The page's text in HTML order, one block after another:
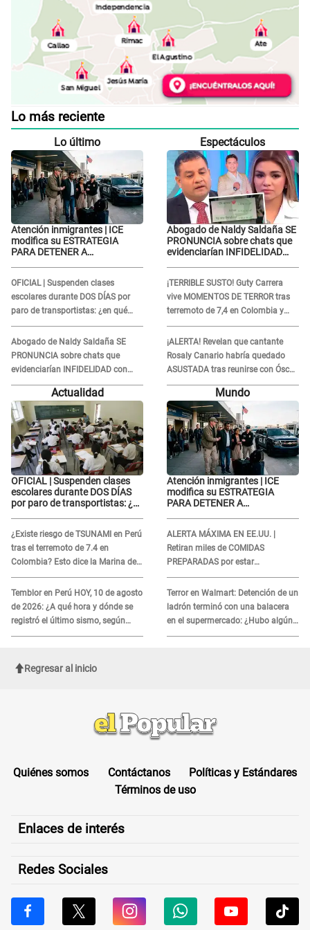
Lo más reciente
Lo último
Atención inmigrantes | ICE
modifica su ESTRATEGIA
PARA DETENER A
OFICIAL | Suspenden clases
escolares durante DOS DÍAS por
paro de transportistas: ¿en qué
colegios aplica?
Abogado de Naldy Saldaña SE
PRONUNCIA sobre chats que
evidenciarían INFIDELIDAD con
animador: "Si ella ha estado con
otra pareja..."
Espectáculos
Abogado de Naldy Saldaña SE
PRONUNCIA sobre chats que
evidenciarían INFIDELIDAD
¡TERRIBLE SUSTO! Guty Carrera
vive MOMENTOS DE TERROR tras
terremoto de 7,4 en Colombia y
revela el DESASTRE que dejó a su
paso
¡ALERTA! Revelan que cantante
Rosaly Canario habría quedado
ASUSTADA tras reunirse con Óscar
Junior: “Sus intenciones eran
Actualidad
OFICIAL | Suspenden clases
escolares durante DOS DÍAS
por paro de transportistas: ¿en
¿Existe riesgo de TSUNAMI en Perú
tras el terremoto de 7.4 en
Colombia? Esto dice la Marina de
Guerra
Temblor en Perú HOY, 10 de agosto
de 2026: ¿A qué hora y dónde se
registró el último sismo, según
IGP?
Mundo
Atención inmigrantes | ICE
modifica su ESTRATEGIA
PARA DETENER A
ALERTA MÁXIMA EN EE.UU. |
Retiran miles de COMIDAS
PREPARADAS por estar
contaminados CON METALES:
¿Cuáles son?
Terror en Walmart: Detención de un
ladrón terminó con una balacera
en el supermercado: ¿Hubo algún
herido?
Regresar al inicio
Quiénes somos Contáctanos
Políticas y Estándares
Términos de uso
Enlaces de interés
Redes Sociales